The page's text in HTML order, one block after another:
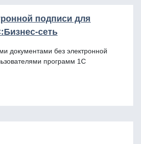
подписи для
сеть
документами без электронной
программ 1С